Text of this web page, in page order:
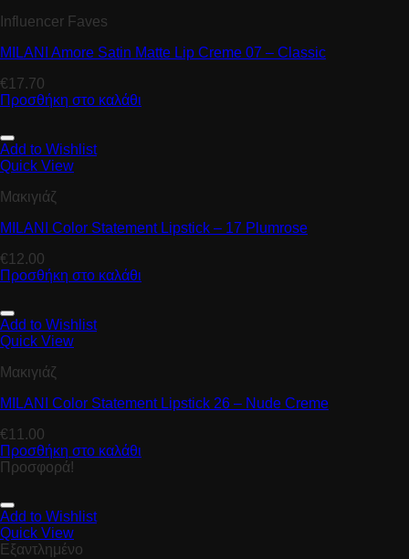
Influencer Faves
MILANI Amore Satin Matte Lip Creme 07 – Classic
€17.70
Προσθήκη στο καλάθι
Add to Wishlist
Quick View
Μακιγιάζ
MILANI Color Statement Lipstick – 17 Plumrose
€12.00
Προσθήκη στο καλάθι
Add to Wishlist
Quick View
Μακιγιάζ
MILANI Color Statement Lipstick 26 – Nude Creme
€11.00
Προσθήκη στο καλάθι
Προσφορά!
Add to Wishlist
Quick View
Εξαντλημένο